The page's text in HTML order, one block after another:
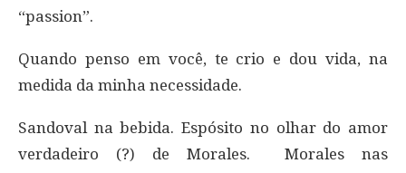
“passion”.
Quando penso em você, te crio e dou vida, na
medida da minha necessidade.
Sandoval na bebida. Espósito no olhar do amor
verdadeiro (?) de Morales. Morales nas